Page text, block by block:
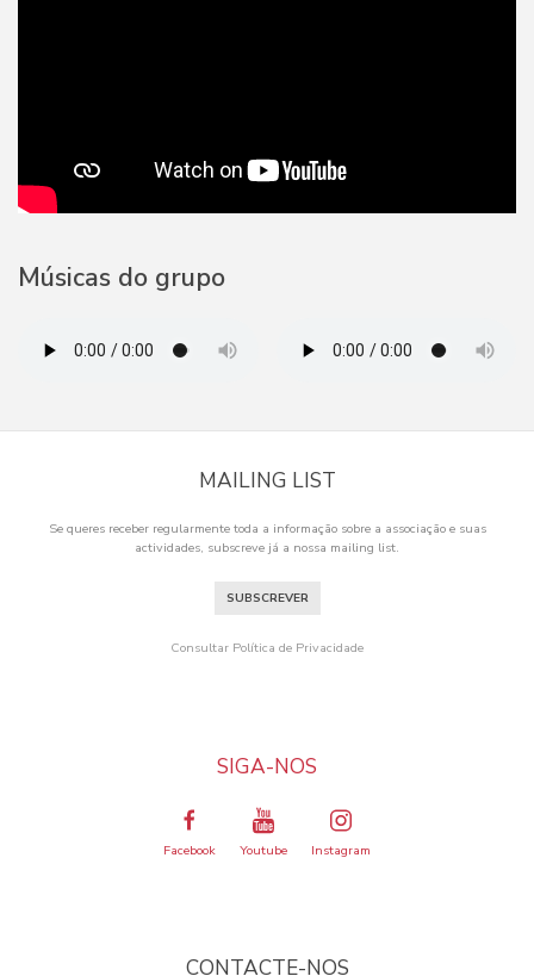
Músicas do grupo
MAILING LIST
Se queres receber regularmente toda a informação sobre a associação e suas
actividades, subscreve já a nossa mailing list.
SUBSCREVER
Consultar Política de Privacidade
SIGA-NOS
Facebook Youtube Instagram
CONTACTE-NOS